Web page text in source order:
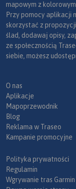
mapowym z
Przy pomocy aplikacji
skorzystać z
ślad, dodawaj opisy,
ze społecznością
siebie, możesz
O nas
Aplikacje
Mapoprzewodnik
Blog
Reklama w Traseo
Kampanie promocyjne
Polityka prywatności
Regulamin
Wgrywanie tras Garmin